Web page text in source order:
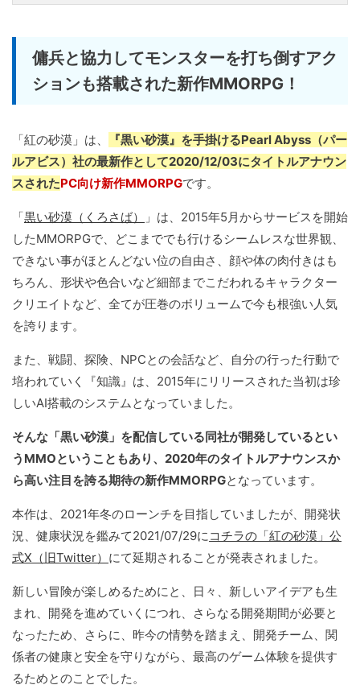
傭兵と協力してモンスターを打ち倒すアク
ションも搭載された新作MMORPG！
「紅の砂漠」は、
『黒い砂漠』を手掛けるPearl Abyss（パー
ルアビス）社の最新作として2020/12/03にタイトルアナウン
スされたPC向け新作MMORPGです。
「黒い砂漠（くろさば）
」は、2015年5月からサービスを開始
したMMORPGで、どこまででも行けるシームレスな世界観、
できない事がほとんどない位の自由さ、顔や体の肉付きはも
ちろん、形状や色合いなど細部までこだわれるキャラクター
クリエイトなど、全てが圧巻のボリュームで今も根強い人気
を誇ります。
また、戦闘、探険、NPCとの会話など、自分の行った行動で
培われていく『知識』は、2015年にリリースされた当初は珍
しいAI搭載のシステムとなっていました。
そんな「黒い砂漠」を配信している同社が開発しているとい
うMMOということもあり、2020年のタイトルアナウンスか
ら高い注目を誇る期待の新作MMORPGとなっています。
本作は、2021年冬のローンチを目指していましたが、開発状
況、健康状況を鑑みて2021/07/29にコチラの「紅の砂漠」公
式X（旧Twitter） にて延期されることが発表されました。
新しい冒険が楽しめるためにと、日々、新しいアイデアも生
まれ、開発を進めていくにつれ、さらなる開発期間が必要と
なったため、さらに、昨今の情勢を踏まえ、開発チーム、関
係者の健康と安全を守りながら、最高のゲーム体験を提供す
るためとのことでした。